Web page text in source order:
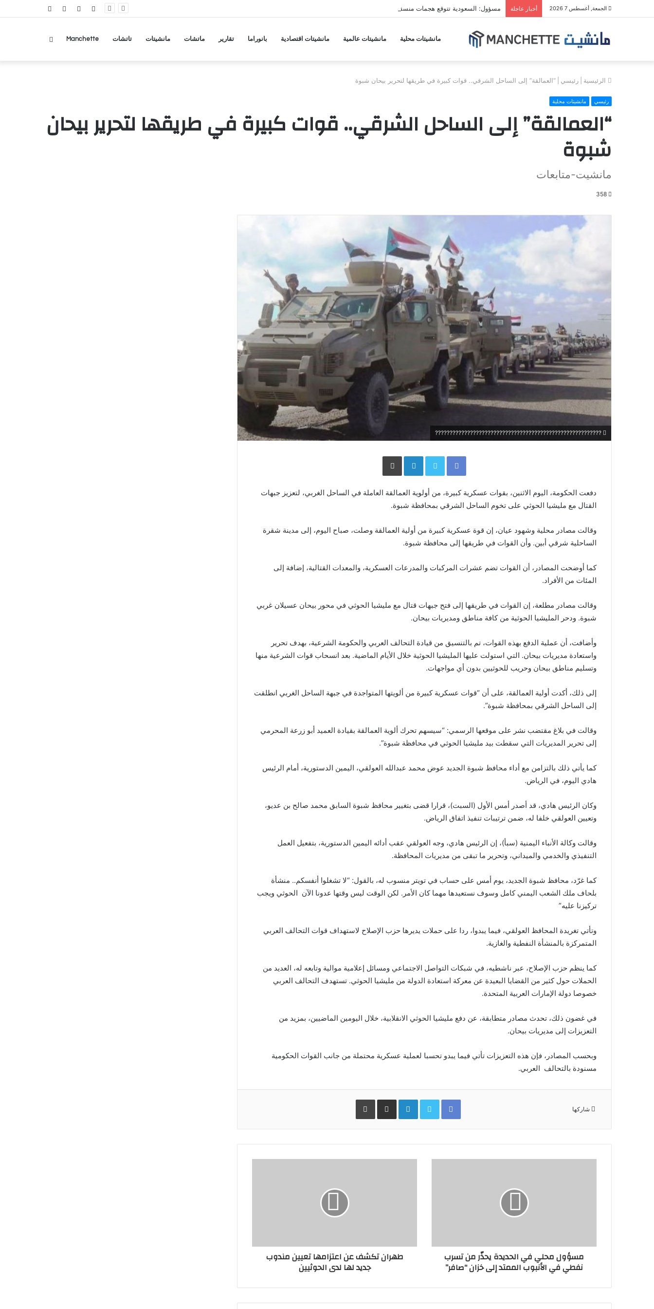
الجمعة, أغسطس 7 2026 أخبار عاجلة مسؤول: السعودية تتوقع هجمات منسقة من حلفاء لإيران مقال تسجيل RSS
مانشيتات محلية مانشيتات عالمية مانشيتات اقتصادية بانوراما تقارير ماتشات مانشيتات تاتشات Manchette
الرئيسية رئيسي “العمالقة” إلى الساحل الشرقي.. قوات كبيرة في طريقها لتحرير بيحان شبوة
رئيسي مانشيتات محلية
“العمالقة” إلى الساحل الشرقي.. قوات كبيرة في طريقها لتحرير بيحان
شبوة
مانشيت-متابعات
358
?????????????????????????????????????????????????????????
Facebook
Twitter
LinkedInطباعة
دفعت الحكومة، اليوم الاثنين، بقوات عسكرية كبيرة، من أولوية العمالقة العاملة في الساحل الغربي، لتعزيز جبهات
القتال مع مليشيا الحوثي على تخوم الساحل الشرقي بمحافظة شبوة.
وقالت مصادر محلية وشهود عيان، إن قوة عسكرية كبيرة من أولية العمالقة وصلت، صباح اليوم، إلى مدينة شقرة
الساحلية شرقي أبين. وأن القوات في طريقها إلى محافظة شبوة.
كما أوضحت المصادر، أن القوات تضم عشرات المركبات والمدرعات العسكرية، والمعدات القتالية، إضافة إلى
المئات من الأفراد.
وقالت مصادر مطلعة، إن القوات في طريقها إلى فتح جبهات قتال مع مليشيا الحوثي في محور بيحان عسيلان غربي
شبوة. ودحر المليشيا الحوثية من كافة مناطق ومديريات بيحان.
وأضافت، أن عملية الدفع بهذه القوات، تم بالتنسيق من قيادة التحالف العربي والحكومة الشرعية، بهدف تحرير
واستعادة مديريات بيحان. التي استولت عليها المليشيا الحوثية خلال الأيام الماضية. بعد انسحاب قوات الشرعية منها
وتسليم مناطق بيحان وحريب للحوثيين بدون أي مواجهات.
إلى ذلك، أكدت أولية العمالقة، على أن “قوات عسكرية كبيرة من ألويتها المتواجدة في جبهة الساحل الغربي انطلقت
إلى الساحل الشرقي بمحافظة شبوة”.
وقالت في بلاغ مقتضب نشر على موقعها الرسمي: “سيسهم تحرك ألوية العمالقة بقيادة العميد أبو زرعة المحرمي
إلى تحرير المديريات التي سقطت بيد مليشيا الحوثي في محافظة شبوة”.
كما يأتي ذلك بالتزامن مع أداء محافظ شبوة الجديد عوض محمد عبدالله العولقي، اليمين الدستورية، أمام الرئيس
هادي اليوم، في الرياض.
وكان الرئيس هادي، قد أصدر أمس الأول (السبت)، قرارا قضى بتغيير محافظ شبوة السابق محمد صالح بن عديو،
وتعيين العولقي خلفا له، ضمن ترتيبات تنفيذ اتفاق الرياض.
وقالت وكالة الأنباء اليمنية (سبأ)، إن الرئيس هادي، وجه العولقي عقب أدائه اليمين الدستورية، بتفعيل العمل
التنفيذي والخدمي والميداني، وتحرير ما تبقى من مديريات المحافظة.
كما غرّد، محافظ شبوة الجديد، يوم أمس على حساب في تويتر منسوب له، بالقول: “لا تشغلوا أنفسكم.. منشأة
بلحاف ملك الشعب اليمني كامل وسوف نستعيدها مهما كان الأمر. لكن الوقت ليس وقتها عدونا الآن الحوثي ويجب
تركيزنا عليه”
وتأتي تغريدة المحافظ العولقي، فيما يبدوا، ردا على حملات يديرها حزب الإصلاح لاستهداف قوات التحالف العربي
المتمركزة بالمنشأة النفطية والغازية.
كما ينظم حزب الإصلاح، عبر ناشطيه، في شبكات التواصل الاجتماعي ومسائل إعلامية موالية وتابعه له، العديد من
الحملات حول كثير من القضايا البعيدة عن معركة استعادة الدولة من مليشيا الحوثي. تستهدف التحالف العربي
خصوصا دولة الإمارات العربية المتحدة.
في غضون ذلك، تحدث مصادر متطابقة، عن دفع مليشيا الحوثي الانقلابية، خلال اليومين الماضيين، بمزيد من
التعزيزات إلى مديريات بيحان.
وبحسب المصادر، فإن هذه التعزيزات تأتي فيما يبدو تحسبا لعملية عسكرية محتملة من جانب القوات الحكومية
مسنودة بالتحالف العربي.
شاركها
Facebook
Twitter
LinkedInمشاركة عبر البريد طباعة
مسؤول محلي في الحديدة يحذّر من تسرب
نفطي في الأنبوب الممتد إلى خزان “صافر”
طهران تكشف عن اعتزامها تعيين مندوب
جديد لها لدى الحوثيين